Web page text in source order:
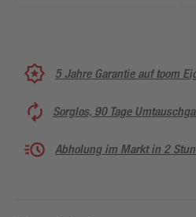
5 Jahre Garantie auf toom
Sorglos, 90 Tage
Abholung im Markt in 2